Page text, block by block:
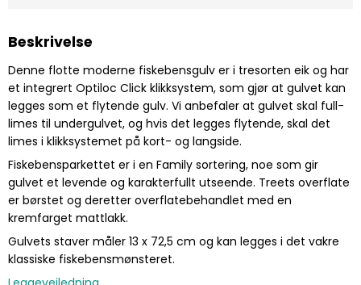
Beskrivelse
Denne flotte moderne fiskebensgulv er i tresorten eik og har
et integrert Optiloc Click klikksystem, som gjør at gulvet kan
legges som et flytende gulv. Vi anbefaler at gulvet skal full-
limes til undergulvet, og hvis det legges flytende, skal det
limes i klikksystemet på kort- og langside.
Fiskebensparkettet er i en Family sortering, noe som gir
gulvet et levende og karakterfullt utseende. Treets overflate
er børstet og deretter overflatebehandlet med en
kremfarget mattlakk.
Gulvets staver måler 13 x 72,5 cm og kan legges i det vakre
klassiske fiskebensmønsteret.